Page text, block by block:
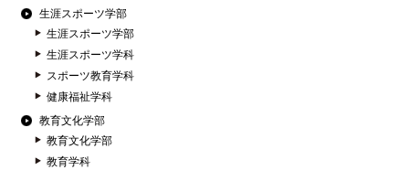
生涯スポーツ学部
生涯スポーツ学部
生涯スポーツ学科
スポーツ教育学科
健康福祉学科
教育文化学部
教育文化学部
教育学科